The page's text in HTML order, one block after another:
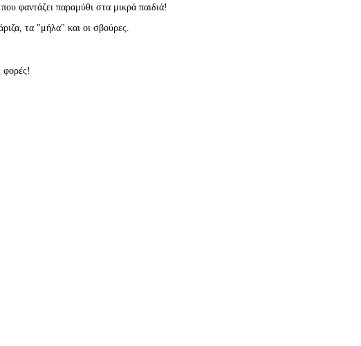
φαντάζει παραμύθι στα μικρά παιδιά!
τα "μήλα" και οι σβούρες.
φορές!